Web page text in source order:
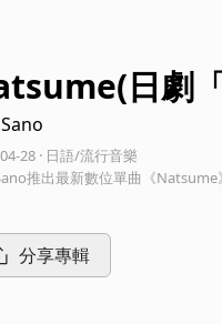
日劇
28 · 日語/流行音樂
推出最新數位單曲《
分享專輯